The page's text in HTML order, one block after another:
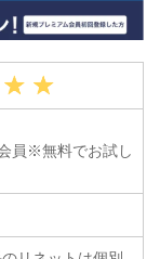
員※無料でお試し